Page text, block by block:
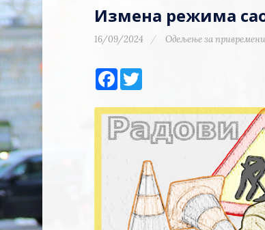
Измена режима
16/09/2024 Одељење за
Facebook